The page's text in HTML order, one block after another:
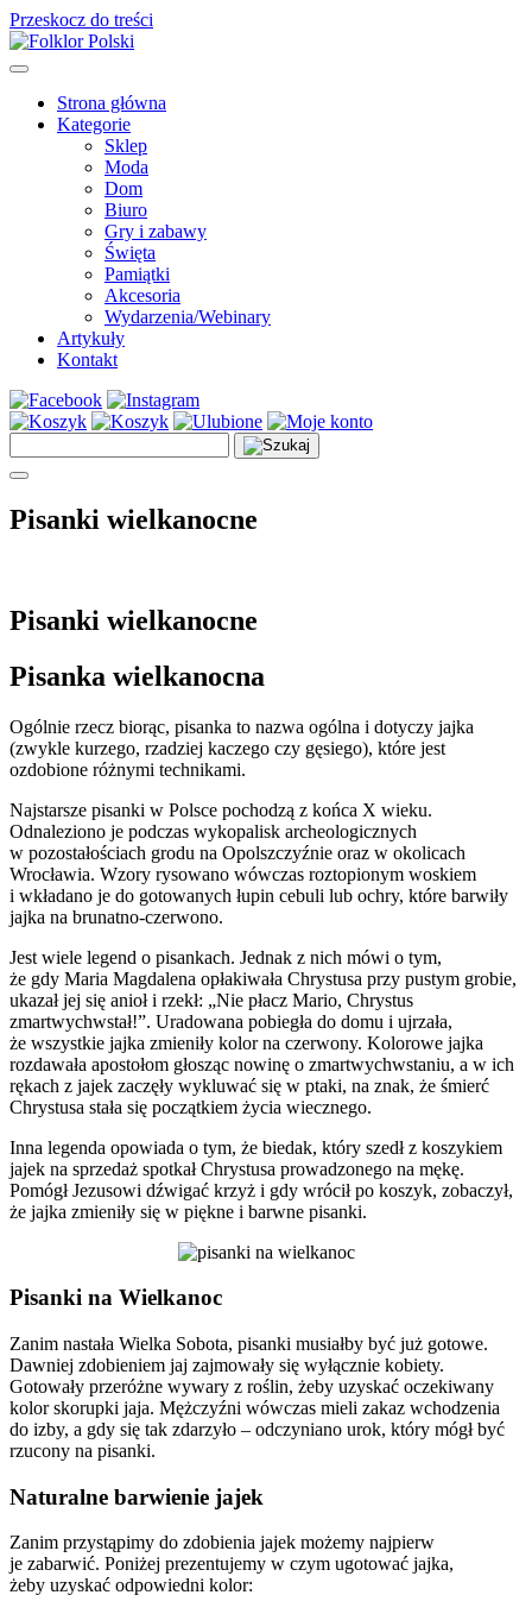
Przeskocz do treści
Main
Navigation
Strona główna
Kategorie
Sklep
Moda
Dom
Biuro
Gry i zabawy
Święta
Pamiątki
Akcesoria
Wydarzenia/Webinary
Artykuły
Kontakt
Pisanki wielkanocne
Pisanki wielkanocne
Pisanka wielkanocna
Ogólnie rzecz biorąc, pisanka to nazwa ogólna i dotyczy jajka
(zwykle kurzego, rzadziej kaczego czy gęsiego), które jest
ozdobione różnymi technikami.
Najstarsze pisanki w Polsce pochodzą z końca X wieku.
Odnaleziono je podczas wykopalisk archeologicznych
w pozostałościach grodu na Opolszczyźnie oraz w okolicach
Wrocławia. Wzory rysowano wówczas roztopionym woskiem
i wkładano je do gotowanych łupin cebuli lub ochry, które barwiły
jajka na brunatno-czerwono.
Jest wiele legend o pisankach. Jednak z nich mówi o tym,
że gdy Maria Magdalena opłakiwała Chrystusa przy pustym grobie,
ukazał jej się anioł i rzekł: „Nie płacz Mario, Chrystus
zmartwychwstał!”. Uradowana pobiegła do domu i ujrzała,
że wszystkie jajka zmieniły kolor na czerwony. Kolorowe jajka
rozdawała apostołom głosząc nowinę o zmartwychwstaniu, a w ich
rękach z jajek zaczęły wykluwać się w ptaki, na znak, że śmierć
Chrystusa stała się początkiem życia wiecznego.
Inna legenda opowiada o tym, że biedak, który szedł z koszykiem
jajek na sprzedaż spotkał Chrystusa prowadzonego na mękę.
Pomógł Jezusowi dźwigać krzyż i gdy wrócił po koszyk, zobaczył,
że jajka zmieniły się w piękne i barwne pisanki.
Pisanki na Wielkanoc
Zanim nastała Wielka Sobota, pisanki musiałby być już gotowe.
Dawniej zdobieniem jaj zajmowały się wyłącznie kobiety.
Gotowały przeróżne wywary z roślin, żeby uzyskać oczekiwany
kolor skorupki jaja. Mężczyźni wówczas mieli zakaz wchodzenia
do izby, a gdy się tak zdarzyło – odczyniano urok, który mógł być
rzucony na pisanki.
Naturalne barwienie jajek
Zanim przystąpimy do zdobienia jajek możemy najpierw
je zabarwić. Poniżej prezentujemy w czym ugotować jajka,
żeby uzyskać odpowiedni kolor: